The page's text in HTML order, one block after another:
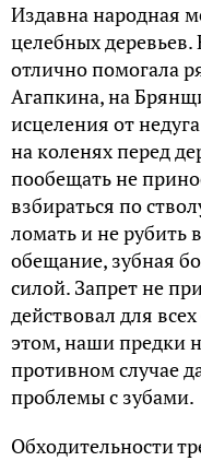
Издавна народная
целебных
отлично помогала
Агапкина, на
исцеления от
на коленях перед
пообещать не
взбираться по
ломать и не рубить
обещание, зубная
силой. Запрет не
действовал для
этом, наши предки
противном случае
проблемы с зубами.
Обходительности